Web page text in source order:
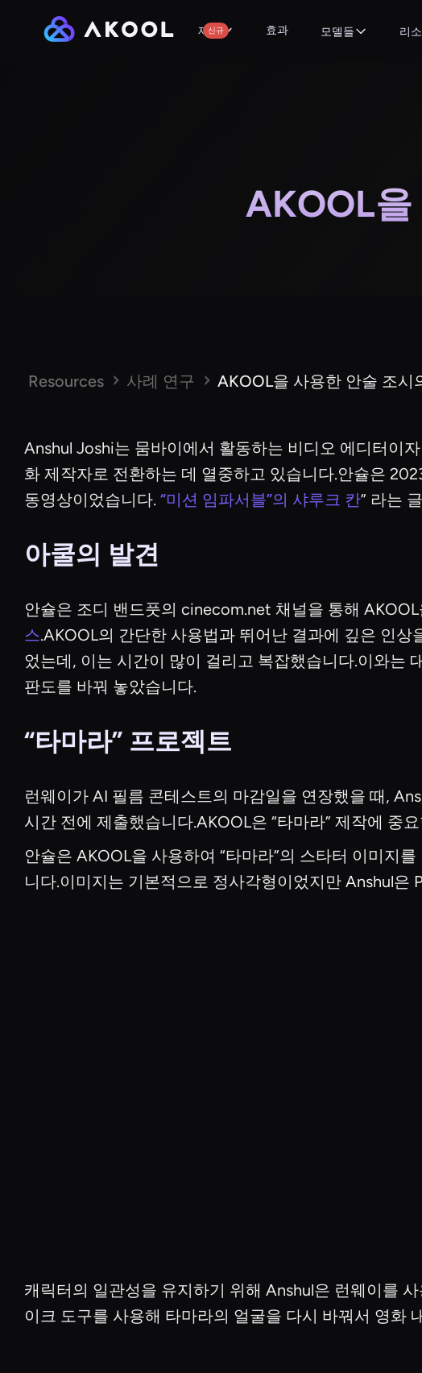
제품
신규 효과 모델들 리
AKOOL을
Resources 사례 연구 AKOOL을 사용한 안술 조시
Anshul Joshi는 뭄바이에서 활동하는 비디오 에디터이
화 제작자로 전환하는 데 열중하고 있습니다.안슐은
동영상이었습니다. “미션 임파서블”의 샤루크 칸” 라는
아쿨의 발견
안슐은 조디 밴드풋의 cinecom.net 채널을 통해
스.AKOOL의 간단한 사용법과 뛰어난 결과에 깊은 인
었는데, 이는 시간이 많이 걸리고 복잡했습니다.이와는
판도를 바꿔 놓았습니다.
“타마라” 프로젝트
런웨이가 AI 필름 콘테스트의 마감일을 연장했을 때,
시간 전에 제출했습니다.AKOOL은 “타마라” 제작에 중
안슐은 AKOOL을 사용하여 “타마라”의 스타터 이미지
니다.이미지는 기본적으로 정사각형이었지만 Anshul
캐릭터의 일관성을 유지하기 위해 Anshul은 런웨이를
이크 도구를 사용해 타마라의 얼굴을 다시 바꿔서 영화